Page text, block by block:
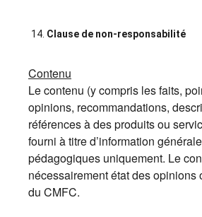
Clause de non-responsabilité
Contenu
Le contenu (y compris les faits,
opinions, recommandations,
références à des produits ou
fourni à titre d’information
pédagogiques uniquement. Le
nécessairement état des opinions
du CMFC.